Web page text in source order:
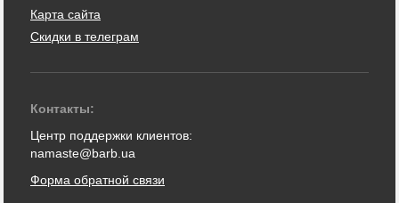
Карта сайта
Скидки в телеграм
Контакты:
Центр поддержки клиентов:
namaste@barb.ua
Форма обратной связи